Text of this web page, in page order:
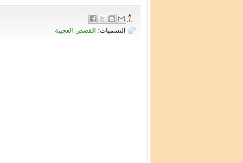
التسميات: القصص العجيبة